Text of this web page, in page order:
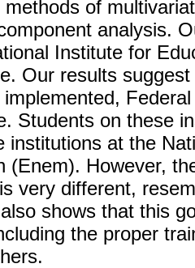
methods of
analysis.
Institute for
Our results
implemented,
Students on these
institutions at the
(Enem). However,
very different,
shows that this
the proper